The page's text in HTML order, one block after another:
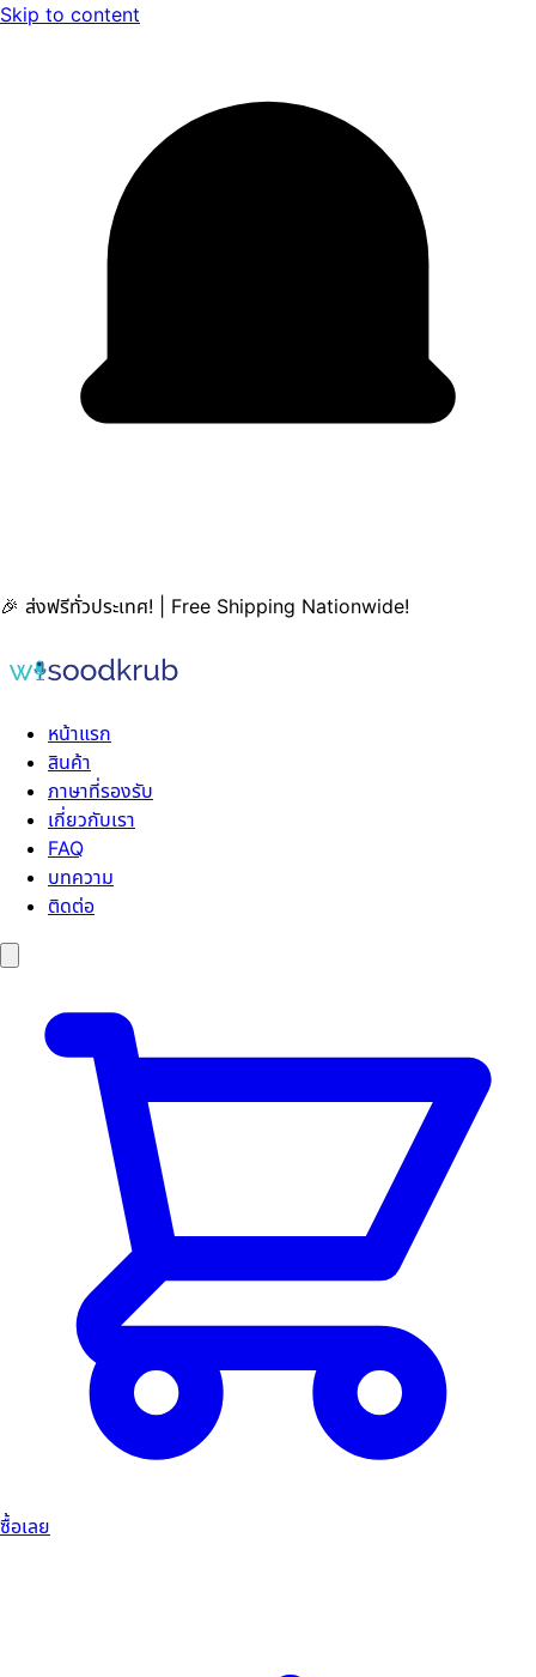
Skip to content
🎉 ส่งฟรีทั่วประเทศ! | Free Shipping Nationwide!
หน้าแรก
สินค้า
ภาษาที่รองรับ
เกี่ยวกับเรา
FAQ
บทความ
ติดต่อ
ซื้อเลย